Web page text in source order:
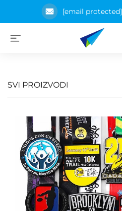
[email protected]
SVI PROIZVODI